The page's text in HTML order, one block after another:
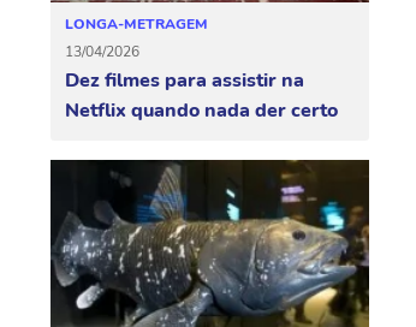
LONGA-METRAGEM
13/04/2026
Dez filmes para assistir na
Netflix quando nada der certo